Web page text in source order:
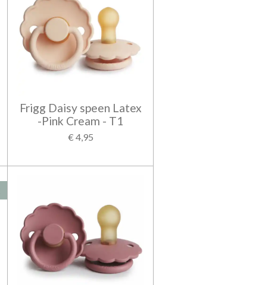
Frigg Daisy speen Latex
-Pink Cream - T1
€ 4,95